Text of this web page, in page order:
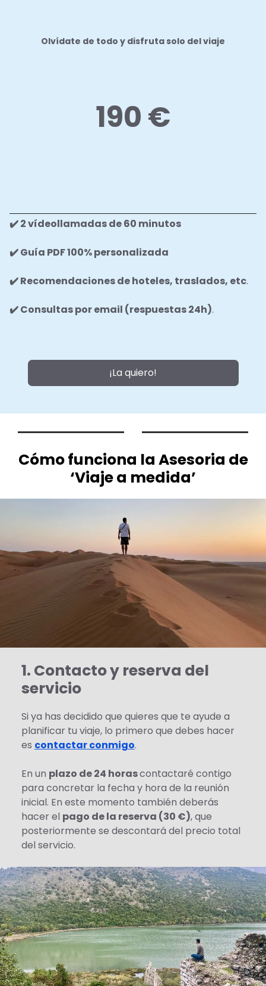
Olvídate de todo y disfruta solo del viaje
.
190 €
.
✔️ 2 vídeollamadas de 60 minutos
✔️ Guía PDF 100% personalizada
✔️ Recomendaciones de hoteles, traslados, etc.
✔️ Consultas por email (respuestas 24h).
..
¡La quiero!
Cómo funciona la Asesoria de
‘Viaje a medida’
1. Contacto y reserva del
servicio
Si ya has decidido que quieres que te ayude a
planificar tu viaje, lo primero que debes hacer
es contactar conmigo.
En un plazo de 24 horascontactaré contigo
para concretar la fecha y hora de la reunión
inicial. En este momento también deberás
hacer el pago de la reserva (30 €), que
posteriormente se descontará del precio total
del servicio.